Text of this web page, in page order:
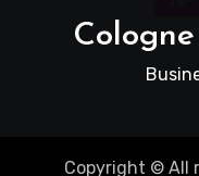
Copyright © All